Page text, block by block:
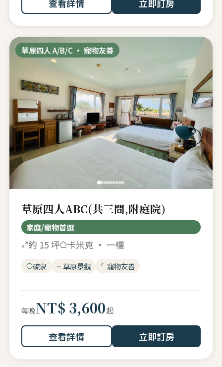
查看詳情 立即訂房
草原四人 A/B/C · 寵物友善
草原四人ABC(共三間,附庭院)
家庭/寵物首選
約 15 坪 卡米克 · 一樓
硫泉 草原景觀 寵物友善
每晚NT$ 3,600起
查看詳情 立即訂房